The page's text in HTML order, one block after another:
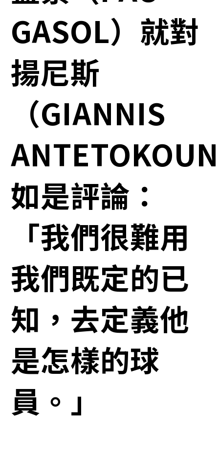
GASOL）就對
揚尼斯
（GIANNIS
如是評論：
「我們很難用
我們既定的已
知，去定義他
是怎樣的球
員。」